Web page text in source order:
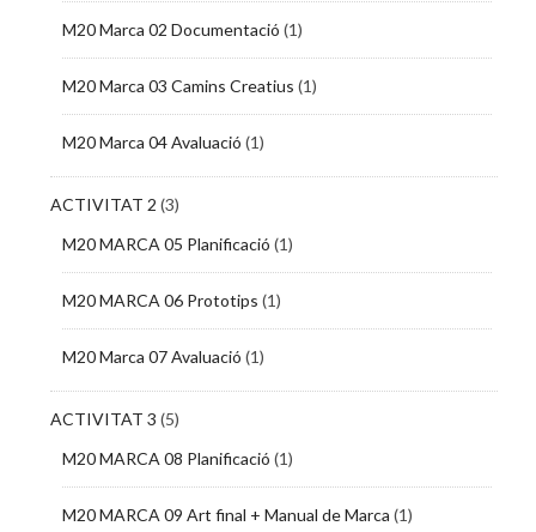
M20 Marca 02 Documentació (1)
M20 Marca 03 Camins Creatius (1)
M20 Marca 04 Avaluació (1)
ACTIVITAT 2 (3)
M20 MARCA 05 Planificació (1)
M20 MARCA 06 Prototips (1)
M20 Marca 07 Avaluació (1)
ACTIVITAT 3 (5)
M20 MARCA 08 Planificació (1)
M20 MARCA 09 Art final + Manual de Marca (1)